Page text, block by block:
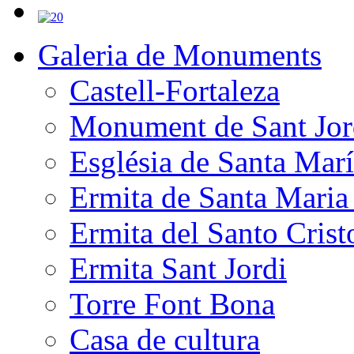
Galeria de Monuments
Castell-Fortaleza
Monument de Sant
Església de Santa
Ermita de Santa
Ermita del Santo
Ermita Sant Jordi
Torre Font Bona
Casa de cultura